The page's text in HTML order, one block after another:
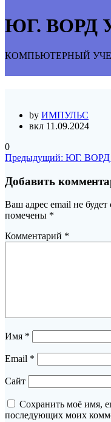
ЮГ. ВОРД
КОМПЬЮТЕРНЫЙ
by ИМПУЛЬС
вкл 11.09.2024
0
Навигация
по
записям
Предыдущий: ЮГ. ВОРД
Добавить
Ваш адрес email не будет
помечены *
Комментарий *
Имя *
Email *
Сайт
Сохранить моё имя,
последующих моих